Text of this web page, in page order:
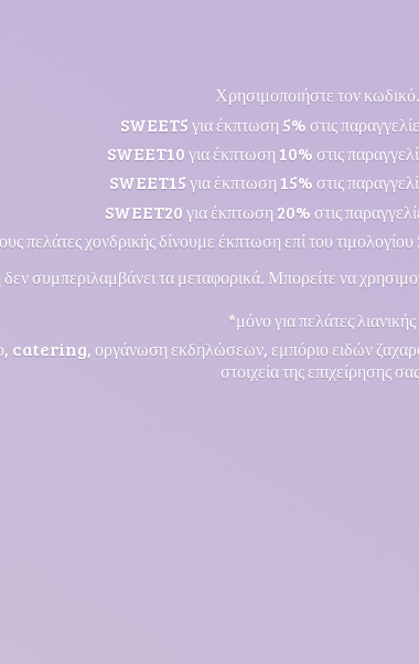
Χρησιμοποιήστε τον
SWEET5 για έκπτωση 5% στις
SWEET10 για έκπτωση 10% στις
SWEET15 για έκπτωση 15% στις
SWEET20 για έκπτωση 20% στις
πελάτες χονδρικής δίνουμε έκπτωση επί του
συμπεριλαμβάνει τα μεταφορικά. Μπορείτε να
*μόνο για πελάτες λιανικής
catering, οργάνωση εκδηλώσεων, εμπόριο ειδών
στοιχεία της επιχείρησης